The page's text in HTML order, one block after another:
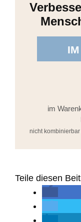
im
nicht
Teile diesen